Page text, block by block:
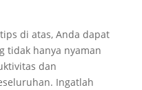
di atas, Anda dapat
tidak hanya nyaman
dan
Ingatlah